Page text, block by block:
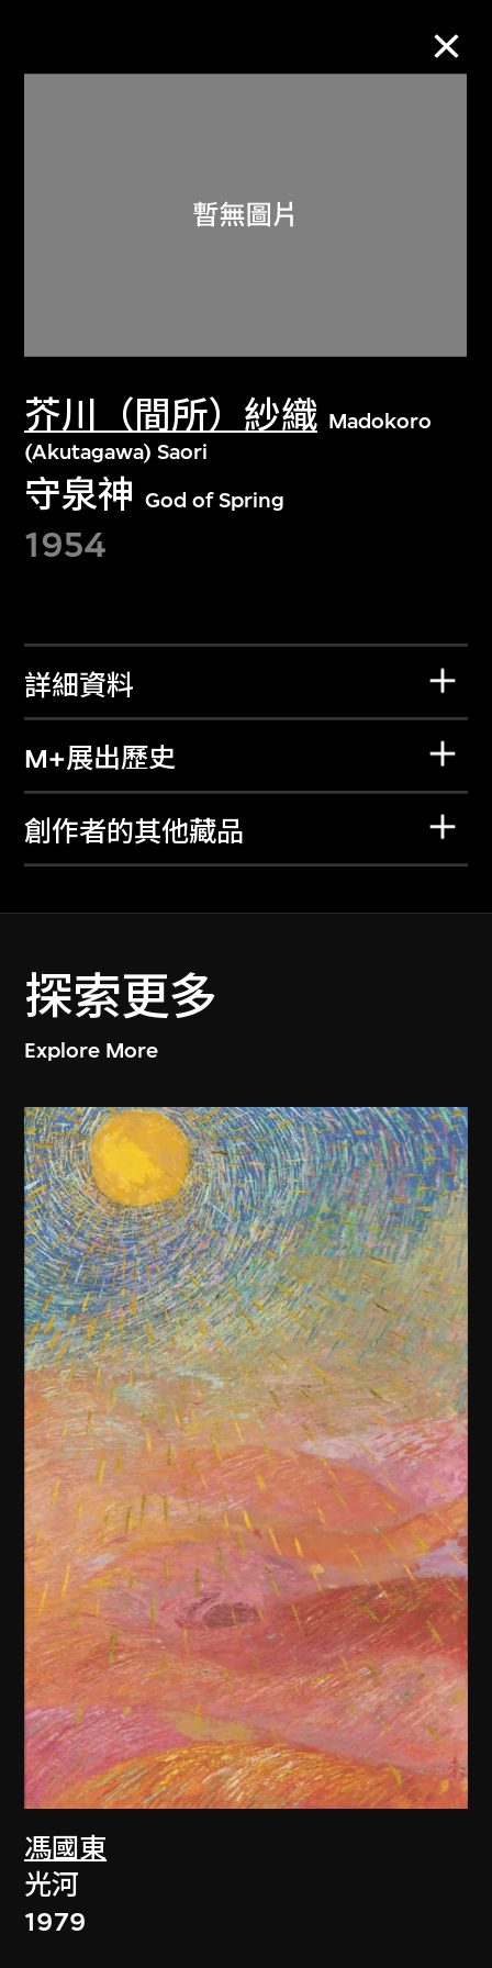
芥川（間所）紗織 Madokoro
(Akutagawa) Saori
守泉神 God of Spring
1954
詳細資料
M+展出歷史
創作者的其他藏品
探索更多
Explore More
馮國東
光河
1979
關於M+藏品
探索世界頂級的二十及二十一世紀視覺
文化藏品。